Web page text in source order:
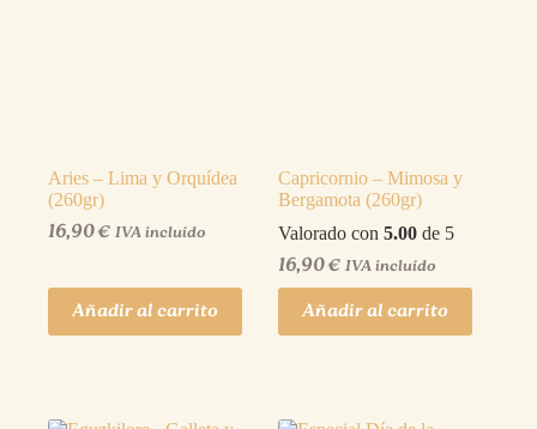
Aries – Lima y Orquídea
(260gr)
16,90€ IVA incluído
Añadir al carrito
Capricornio – Mimosa y
Bergamota (260gr)
Valorado con5.00 de 5
16,90€ IVA incluído
Añadir al carrito